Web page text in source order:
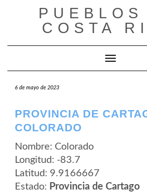
PUEBLOS
COSTA
Cambiar
6 de mayo de 2023
PROVINCIA DE
COLORADO
Nombre: Colorado
Longitud: -83.7
Latitud: 9.9166667
Estado: Provincia de Cartago